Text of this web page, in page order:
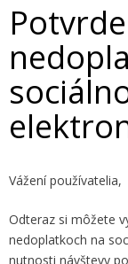
Vážení používatelia,
Odteraz si môžete
nedoplatkoch na
nutnosti návštevy